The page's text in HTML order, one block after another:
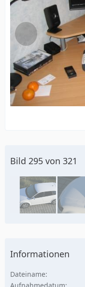
Bild 295 von 321
Informationen
Dateiname
Aufnahmedatum